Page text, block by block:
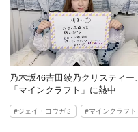
乃木坂46吉田綾乃クリスティー、
「マインクラフト」に熱中
ジェイ・コウガミ マインクラフト